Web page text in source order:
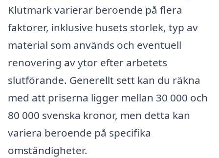
Klutmark varierar beroende på flera
faktorer, inklusive husets storlek, typ av
material som används och eventuell
renovering av ytor efter arbetets
slutförande. Generellt sett kan du räkna
med att priserna ligger mellan 30 000 och
80 000 svenska kronor, men detta kan
variera beroende på specifika
omständigheter.